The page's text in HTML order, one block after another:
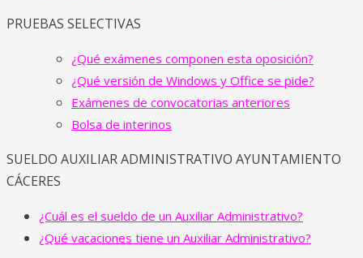
PRUEBAS SELECTIVAS
¿Qué exámenes componen esta oposición?
¿Qué versión de Windows y Office se pide?
Exámenes de convocatorias anteriores
Bolsa de interinos
SUELDO AUXILIAR ADMINISTRATIVO AYUNTAMIENTO
CÁCERES
¿Cuál es el sueldo de un Auxiliar Administrativo?
¿Qué vacaciones tiene un Auxiliar Administrativo?